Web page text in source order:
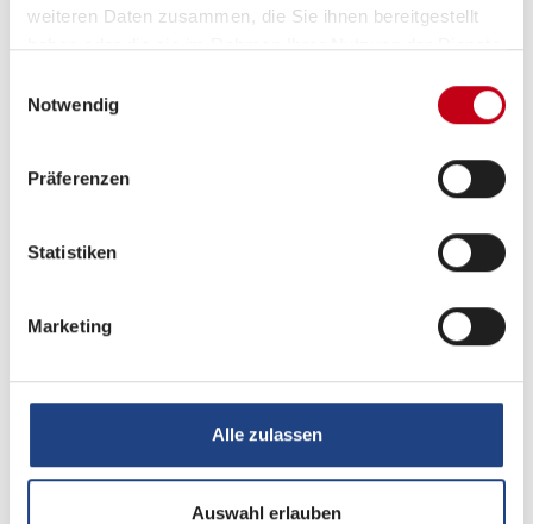
weiteren Daten zusammen, die Sie ihnen bereitgestellt
haben oder die sie im Rahmen Ihrer Nutzung der Dienste
Notwendig
Präferenzen
Statistiken
Marketing
Alle zulassen
Auswahl erlauben
Navigationssystem
Android Auto
Elektro
Sonstiges